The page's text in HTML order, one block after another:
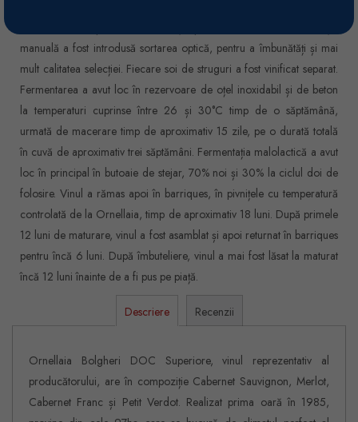
manuală a fost introdusă sortarea optică, pentru a îmbunătăți și mai
mult calitatea selecției. Fiecare soi de struguri a fost vinificat separat.
Fermentarea a avut loc în rezervoare de oțel inoxidabil și de beton
la temperaturi cuprinse între 26 și 30°C timp de o săptămână,
urmată de macerare timp de aproximativ 15 zile, pe o durată totală
în cuvă de aproximativ trei săptămâni. Fermentația malolactică a avut
loc în principal în butoaie de stejar, 70% noi și 30% la ciclul doi de
folosire. Vinul a rămas apoi în barriques, în pivnițele cu temperatură
controlată de la Ornellaia, timp de aproximativ 18 luni. După primele
12 luni de maturare, vinul a fost asamblat și apoi returnat în barriques
pentru încă 6 luni. După îmbuteliere, vinul a mai fost lăsat la maturat
încă 12 luni înainte de a fi pus pe piață.
Descriere Recenzii
Ornellaia Bolgheri DOC Superiore, vinul reprezentativ al
producătorului, are în compoziție Cabernet Sauvignon, Merlot,
Cabernet Franc și Petit Verdot. Realizat prima oară în 1985,